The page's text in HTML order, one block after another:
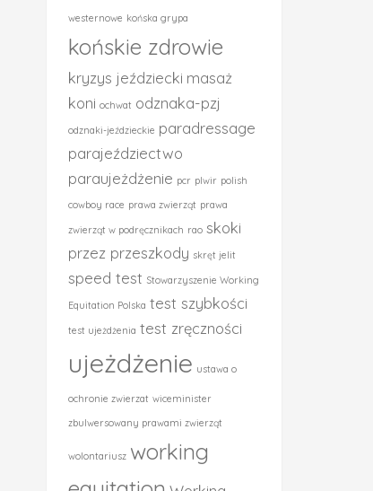
westernowe końska grypa
końskie zdrowie
kryzys jeździecki masaż
koni ochwat odznaka-pzj
odznaki-jeździeckie paradressage
parajeździectwo
paraujeżdżenie pcr plwir polish
cowboy race prawa zwierząt prawa
zwierząt w podręcznikach rao skoki
przez przeszkody skręt jelit
speed test Stowarzyszenie Working
Equitation Polska test szybkości
test ujeżdżenia test zręczności
ujeżdżenie ustawa o
ochronie zwierzat wiceminister
zbulwersowany prawami zwierząt
wolontariusz working